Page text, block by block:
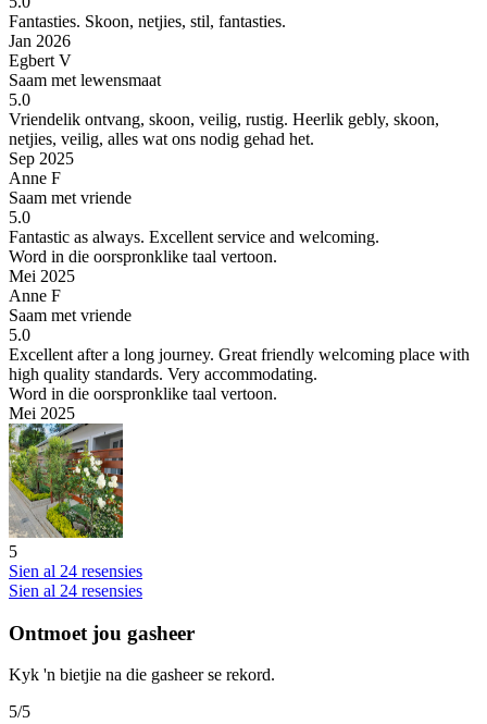
Fantasties. Skoon, netjies, stil, fantasties.
Jan 2026
Egbert V
Saam met lewensmaat
5.0
Vriendelik ontvang, skoon, veilig, rustig. Heerlik gebly, skoon,
netjies, veilig, alles wat ons nodig gehad het.
Sep 2025
Anne F
Saam met vriende
5.0
Fantastic as always. Excellent service and welcoming.
Word in die oorspronklike taal vertoon.
Mei 2025
Anne F
Saam met vriende
5.0
Excellent after a long journey. Great friendly welcoming place with
high quality standards. Very accommodating.
Word in die oorspronklike taal vertoon.
Mei 2025
5
Sien al 24 resensies
Sien al 24 resensies
Ontmoet jou gasheer
Kyk 'n bietjie na die gasheer se rekord.
5/5